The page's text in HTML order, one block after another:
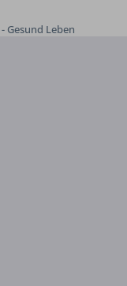
Gesund Leben